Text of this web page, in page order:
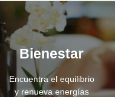
Bienestar
Encuentra el equilibrio
y renueva energías